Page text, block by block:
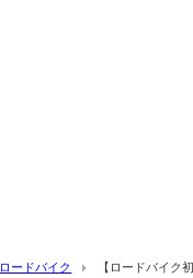
ロードバイク
【ロードバイク